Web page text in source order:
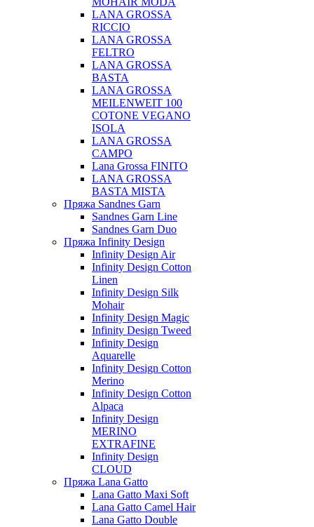
LANA GROSSA
RICCIO
LANA GROSSA
FELTRO
LANA GROSSA
BASTA
LANA GROSSA
MEILENWEIT 100
COTONE VEGANO
ISOLA
LANA GROSSA
CAMPO
Lana Grossa FINITO
LANA GROSSA
BASTA MISTA
Пряжа Sandnes Garn
Sandnes Garn Line
Sandnes Garn Duo
Пряжа Infinity Design
Infinity Design Air
Infinity Design Cotton
Linen
Infinity Design Silk
Mohair
Infinity Design Magic
Infinity Design Tweed
Infinity Design
Aquarelle
Infinity Design Cotton
Merino
Infinity Design Cotton
Alpaca
Infinity Design
MERINO
EXTRAFINE
Infinity Design
CLOUD
Пряжа Lana Gatto
Lana Gatto Maxi Soft
Lana Gatto Camel Hair
Lana Gatto Double